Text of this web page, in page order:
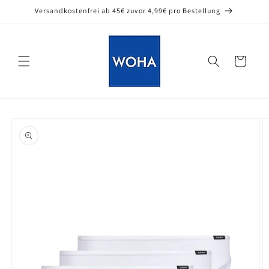
Versandkostenfrei ab 45€ zuvor 4,99€ pro Bestellung
Warenkorb